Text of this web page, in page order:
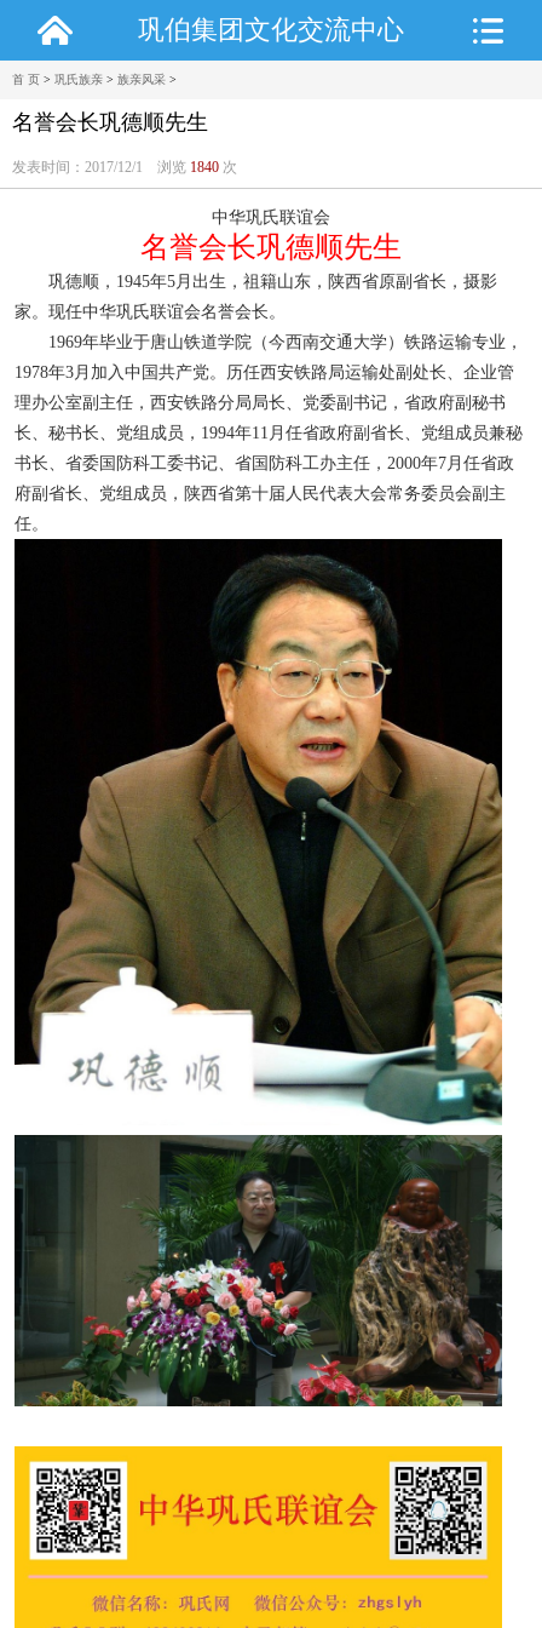
巩伯集团文化交流中心
首 页 > 巩氏族亲 > 族亲风采 >
名誉会长巩德顺先生
发表时间：2017/12/1 浏览 1840 次
中华巩氏联谊会
名誉会长巩德顺先生
巩德顺， 1945年5月出生，祖籍山东，陕西省原副省长，摄影
家。 现任中华巩氏联谊会名誉会长。
1969年毕业于唐山铁道学院（今西南交通大学）铁路运输专业，
1978年3月加入中国共产党。历任西安铁路局运输处副处长、企业管
理办公室副主任，西安铁路分局局长、党委副书记，省政府副秘书
长、秘书长、党组成员，1994年11月任省政府副省长、党组成员兼秘
书长、省委国防科工委书记、省国防科工办主任，2000年7月任省政
府副省长、党组成员 ， 陕西省第十届人民代表大会常务委员会副主
任。